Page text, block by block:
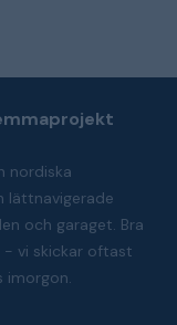
nordiska
lättnavigerade
och garaget. Bra
- vi skickar oftast
imorgon.